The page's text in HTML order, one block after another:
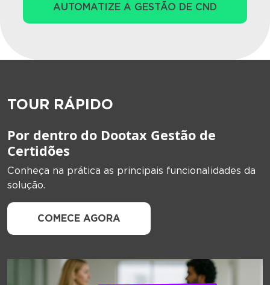
AUTOMATIZE A GESTÃO DE CND
TOUR RÁPIDO
Por dentro do Dootax Gestão de
Certidões
Conheça na prática as principais funcionalidades da
solução.
COMECE AGORA